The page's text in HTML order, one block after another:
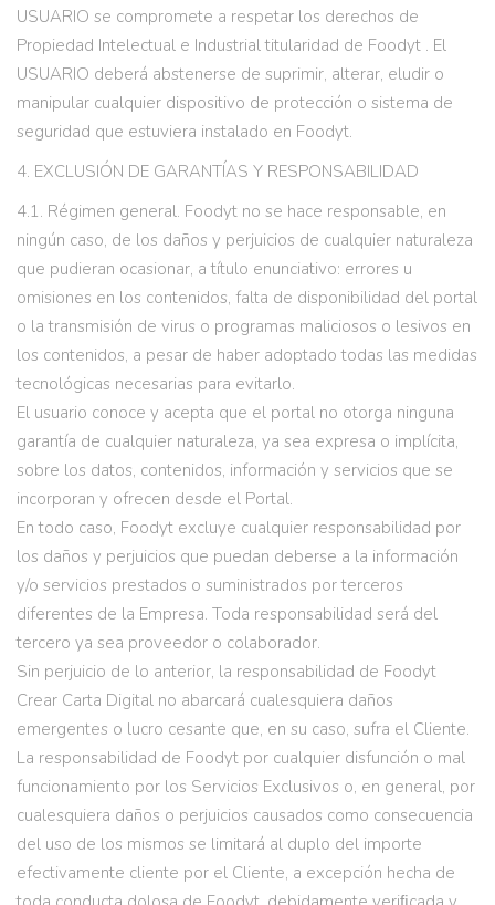
USUARIO se compromete a respetar los derechos de
Propiedad Intelectual e Industrial titularidad de Foodyt . El
USUARIO deberá abstenerse de suprimir, alterar, eludir o
manipular cualquier dispositivo de protección o sistema de
seguridad que estuviera instalado en Foodyt.
4. EXCLUSIÓN DE GARANTÍAS Y RESPONSABILIDAD
4.1. Régimen general. Foodyt no se hace responsable, en
ningún caso, de los daños y perjuicios de cualquier naturaleza
que pudieran ocasionar, a título enunciativo: errores u
omisiones en los contenidos, falta de disponibilidad del portal
o la transmisión de virus o programas maliciosos o lesivos en
los contenidos, a pesar de haber adoptado todas las medidas
tecnológicas necesarias para evitarlo.
El usuario conoce y acepta que el portal no otorga ninguna
garantía de cualquier naturaleza, ya sea expresa o implícita,
sobre los datos, contenidos, información y servicios que se
incorporan y ofrecen desde el Portal.
En todo caso, Foodyt excluye cualquier responsabilidad por
los daños y perjuicios que puedan deberse a la información
y/o servicios prestados o suministrados por terceros
diferentes de la Empresa. Toda responsabilidad será del
tercero ya sea proveedor o colaborador.
Sin perjuicio de lo anterior, la responsabilidad de Foodyt
Crear Carta Digital no abarcará cualesquiera daños
emergentes o lucro cesante que, en su caso, sufra el Cliente.
La responsabilidad de Foodyt por cualquier disfunción o mal
funcionamiento por los Servicios Exclusivos o, en general, por
cualesquiera daños o perjuicios causados como consecuencia
del uso de los mismos se limitará al duplo del importe
efectivamente cliente por el Cliente, a excepción hecha de